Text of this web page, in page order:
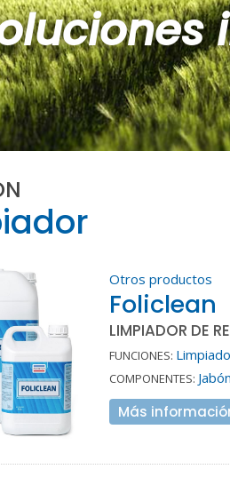
Otros productos
Foliclean
LIMPIADOR DE
FUNCIONES:
COMPONENTES:
Más